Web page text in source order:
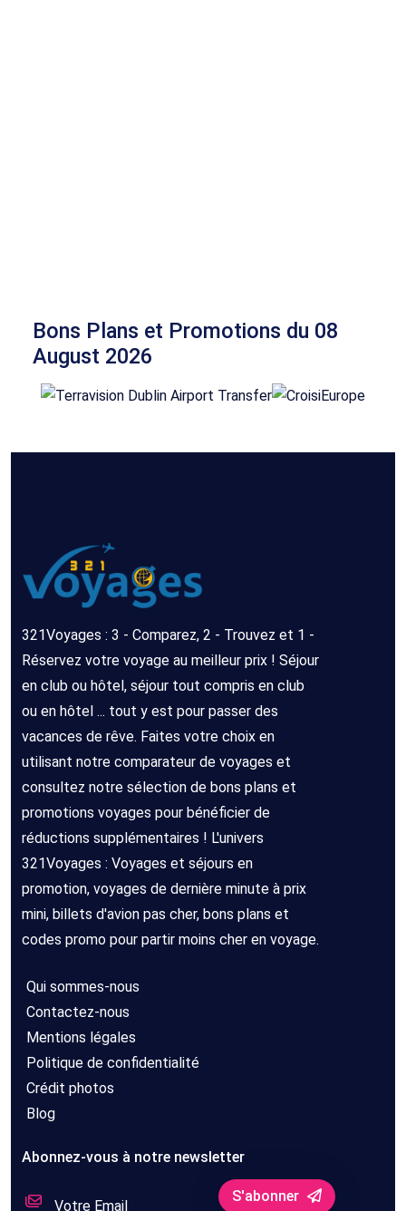
Bons Plans et Promotions du 08
August 2026
321Voyages : 3 - Comparez, 2 - Trouvez et 1 -
Réservez votre voyage au meilleur prix ! Séjour
en club ou hôtel, séjour tout compris en club
ou en hôtel ... tout y est pour passer des
vacances de rêve. Faites votre choix en
utilisant notre comparateur de voyages et
consultez notre sélection de bons plans et
promotions voyages pour bénéficier de
réductions supplémentaires ! L'univers
321Voyages : Voyages et séjours en
promotion, voyages de dernière minute à prix
mini, billets d'avion pas cher, bons plans et
codes promo pour partir moins cher en voyage.
Qui sommes-nous
Contactez-nous
Mentions légales
Politique de confidentialité
Crédit photos
Blog
Abonnez-vous à notre newsletter
S'abonner